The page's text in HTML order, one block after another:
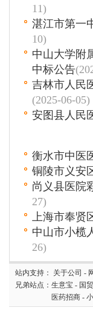
11)
湛江市第一
10)
中山大学附
中标公告
吉林市人民
(2025-06-05)
安图县人民
衡水市中医
铜陵市义安
尚义县医院
27)
上海市奉贤
中山市小榄
26)
站内支持： 关于公司 -
兄弟站点： 生意宝 - 国
医药招商 -